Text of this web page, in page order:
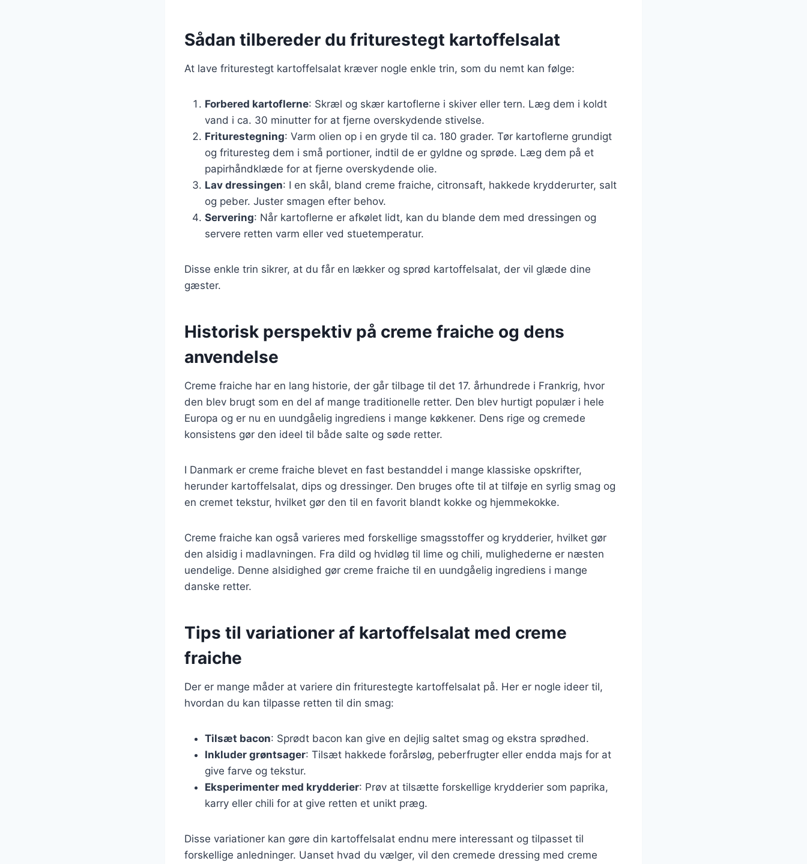
Sådan tilbereder du friturestegt kartoffelsalat
At lave friturestegt kartoffelsalat kræver nogle enkle trin, som du nemt kan følge:
Forbered kartoflerne: Skræl og skær kartoflerne i skiver eller tern. Læg dem i koldt
vand i ca. 30 minutter for at fjerne overskydende stivelse.
Friturestegning: Varm olien op i en gryde til ca. 180 grader. Tør kartoflerne grundigt
og frituresteg dem i små portioner, indtil de er gyldne og sprøde. Læg dem på et
papirhåndklæde for at fjerne overskydende olie.
Lav dressingen: I en skål, bland creme fraiche, citronsaft, hakkede krydderurter, salt
og peber. Juster smagen efter behov.
Servering: Når kartoflerne er afkølet lidt, kan du blande dem med dressingen og
servere retten varm eller ved stuetemperatur.
Disse enkle trin sikrer, at du får en lækker og sprød kartoffelsalat, der vil glæde dine
gæster.
Historisk perspektiv på creme fraiche og dens
anvendelse
Creme fraiche har en lang historie, der går tilbage til det 17. århundrede i Frankrig, hvor
den blev brugt som en del af mange traditionelle retter. Den blev hurtigt populær i hele
Europa og er nu en uundgåelig ingrediens i mange køkkener. Dens rige og cremede
konsistens gør den ideel til både salte og søde retter.
I Danmark er creme fraiche blevet en fast bestanddel i mange klassiske opskrifter,
herunder kartoffelsalat, dips og dressinger. Den bruges ofte til at tilføje en syrlig smag og
en cremet tekstur, hvilket gør den til en favorit blandt kokke og hjemmekokke.
Creme fraiche kan også varieres med forskellige smagsstoffer og krydderier, hvilket gør
den alsidig i madlavningen. Fra dild og hvidløg til lime og chili, mulighederne er næsten
uendelige. Denne alsidighed gør creme fraiche til en uundgåelig ingrediens i mange
danske retter.
Tips til variationer af kartoffelsalat med creme
fraiche
Der er mange måder at variere din friturestegte kartoffelsalat på. Her er nogle ideer til,
hvordan du kan tilpasse retten til din smag:
Tilsæt bacon: Sprødt bacon kan give en dejlig saltet smag og ekstra sprødhed.
Inkluder grøntsager: Tilsæt hakkede forårsløg, peberfrugter eller endda majs for at
give farve og tekstur.
Eksperimenter med krydderier: Prøv at tilsætte forskellige krydderier som paprika,
karry eller chili for at give retten et unikt præg.
Disse variationer kan gøre din kartoffelsalat endnu mere interessant og tilpasset til
forskellige anledninger. Uanset hvad du vælger, vil den cremede dressing med creme